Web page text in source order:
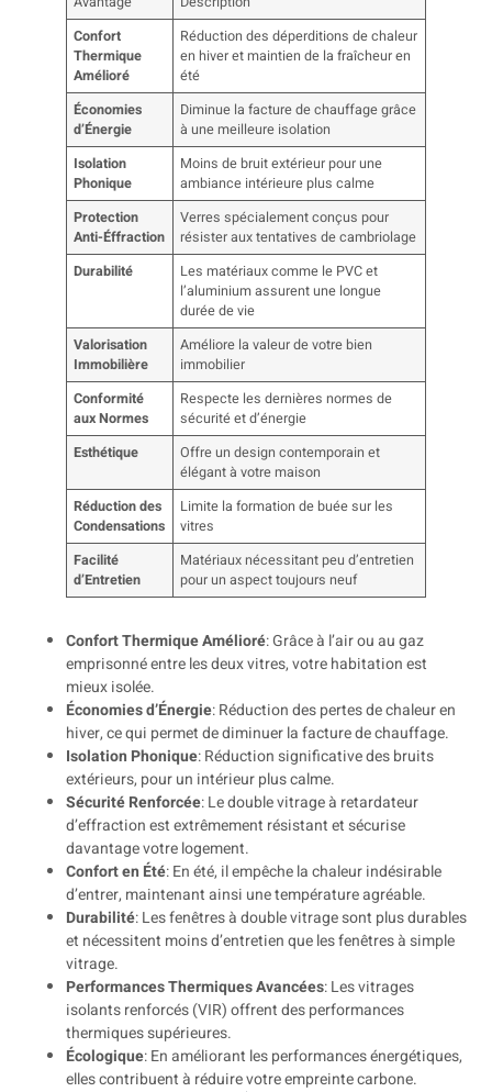
Confort
Thermique
Amélioré
Réduction des déperditions de chaleur
en hiver et maintien de la fraîcheur en
été
Économies
d’Énergie
Diminue la facture de chauffage grâce
à une meilleure isolation
Isolation
Phonique
Moins de bruit extérieur pour une
ambiance intérieure plus calme
Protection
Anti-Éffraction
Verres spécialement conçus pour
résister aux tentatives de cambriolage
Durabilité
Les matériaux comme le PVC et
l’aluminium assurent une longue
durée de vie
Valorisation
Immobilière
Améliore la valeur de votre bien
immobilier
Conformité
aux Normes
Respecte les dernières normes de
sécurité et d’énergie
Esthétique
Offre un design contemporain et
élégant à votre maison
Réduction des
Condensations
Limite la formation de buée sur les
vitres
Facilité
d’Entretien
Matériaux nécessitant peu d’entretien
pour un aspect toujours neuf
Confort Thermique Amélioré: Grâce à l’air ou au gaz
emprisonné entre les deux vitres, votre habitation est
mieux isolée.
Économies d’Énergie: Réduction des pertes de chaleur en
hiver, ce qui permet de diminuer la facture de chauffage.
Isolation Phonique: Réduction significative des bruits
extérieurs, pour un intérieur plus calme.
Sécurité Renforcée: Le double vitrage à retardateur
d’effraction est extrêmement résistant et sécurise
davantage votre logement.
Confort en Été: En été, il empêche la chaleur indésirable
d’entrer, maintenant ainsi une température agréable.
Durabilité: Les fenêtres à double vitrage sont plus durables
et nécessitent moins d’entretien que les fenêtres à simple
vitrage.
Performances Thermiques Avancées: Les vitrages
isolants renforcés (VIR) offrent des performances
thermiques supérieures.
Écologique: En améliorant les performances énergétiques,
elles contribuent à réduire votre empreinte carbone.